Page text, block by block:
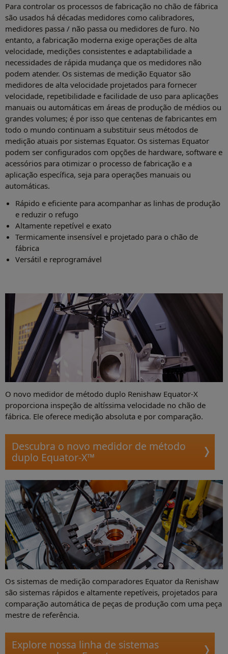
Para controlar os processos de fabricação no chão de fábrica
são usados há décadas medidores como calibradores,
medidores passa / não passa ou medidores de furo. No
entanto, a fabricação moderna exige operações de alta
velocidade, medições consistentes e adaptabilidade a
necessidades de rápida mudança que os medidores não
podem atender. Os sistemas de medição Equator são
medidores de alta velocidade projetados para fornecer
velocidade, repetibilidade e facilidade de uso para aplicações
manuais ou automáticas em áreas de produção de médios ou
grandes volumes; é por isso que centenas de fabricantes em
todo o mundo continuam a substituir seus métodos de
medição atuais por sistemas Equator. Os sistemas Equator
podem ser configurados com opções de hardware, software e
acessórios para otimizar o processo de fabricação e a
aplicação específica, seja para operações manuais ou
automáticas.
Rápido e eficiente para acompanhar as linhas de produção
e reduzir o refugo
Altamente repetível e exato
Termicamente insensível e projetado para o chão de
fábrica
Versátil e reprogramável
O novo medidor de método duplo Renishaw Equator-X
proporciona inspeção de altíssima velocidade no chão de
fábrica. Ele oferece medição absoluta e por comparação.
Descubra o novo medidor de método
duplo Equator-X™
Os sistemas de medição comparadores Equator da Renishaw
são sistemas rápidos e altamente repetíveis, projetados para
comparação automática de peças de produção com uma peça
mestre de referência.
Explore nossa linha de sistemas